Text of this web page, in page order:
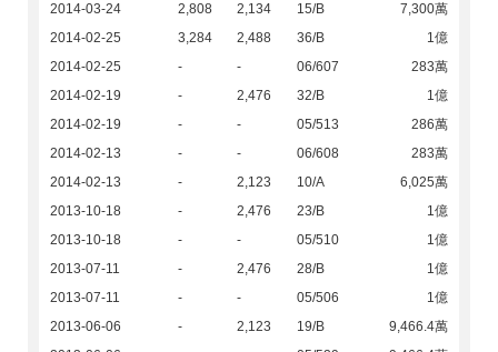
2014-03-24
2,808 2,134 15/B
7,300萬
2014-02-25
3,284 2,488 36/B
1億
2014-02-25
- - 06/607
283萬
2014-02-19
- 2,476 32/B
1億
2014-02-19
- - 05/513
286萬
2014-02-13
- - 06/608
283萬
2014-02-13
- 2,123 10/A
6,025萬
2013-10-18
- 2,476 23/B
1億
2013-10-18
- - 05/510
1億
2013-07-11
- 2,476 28/B
1億
2013-07-11
- - 05/506
1億
2013-06-06
- 2,123 19/B
9,466.4萬